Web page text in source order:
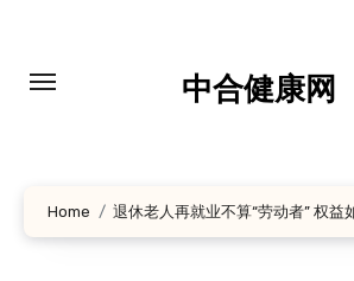
中合健康网
Home 退休老人再就业不算“劳动者” 权益